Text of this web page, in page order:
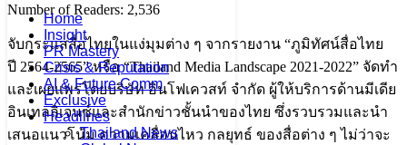
Home
Insight
PR Mastery
Crisis & Reputation
AI & Future Comm
Exclusive
Headlines
Thailand News
Number of Readers: 2,536
จับกระแสสื่อไทยในแง่มุมต่าง ๆ จากรายงาน “ภูมิทัศน์สื่อไทย
ปี 2564-2565” หรือ “Thailand Media Landscape 2021-2022” จัดทำ
และเผยแพร่โดยบริษัท อินโฟเควสท์ จำกัด ผู้ให้บริการด้านมีเดีย
อินเทลลิเจนซ์และสำนักข่าวชั้นนำของไทย ซึ่งรวบรวมและนำ
เสนอแนวโน้ม ความเคลื่อนไหว กลยุทธ์ ของสื่อต่าง ๆ ไม่ว่าจะ